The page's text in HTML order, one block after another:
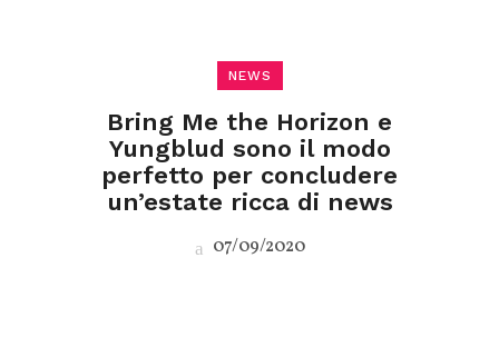
NEWS
Bring Me the Horizon e
Yungblud sono il modo
perfetto per concludere
un’estate ricca di news
07/09/2020